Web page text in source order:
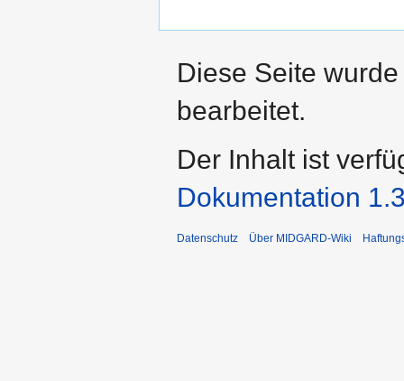
Diese Seite
bearbeitet.
Der Inhalt ist
Dokumentation
Datenschutz Über MIDGARD-Wiki